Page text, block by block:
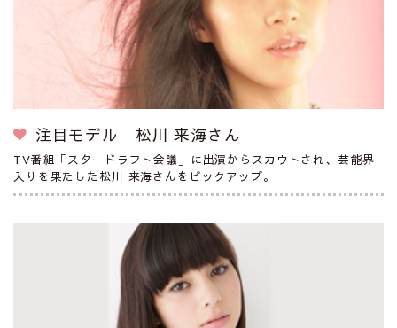
注目モデル 松川 来海さん
TV番組「スタードラフト会議」に出演からスカウトされ、芸能界
入りを果たした松川 来海さんをピックアップ。